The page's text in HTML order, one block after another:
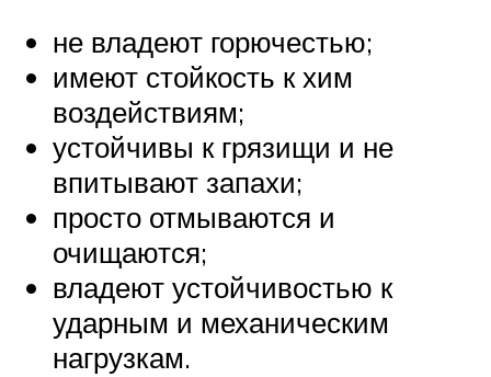
не владеют горючестью;
имеют стойкость к хим
воздействиям;
устойчивы к грязищи и не
впитывают запахи;
просто отмываются и
очищаются;
владеют устойчивостью к
ударным и механическим
нагрузкам.